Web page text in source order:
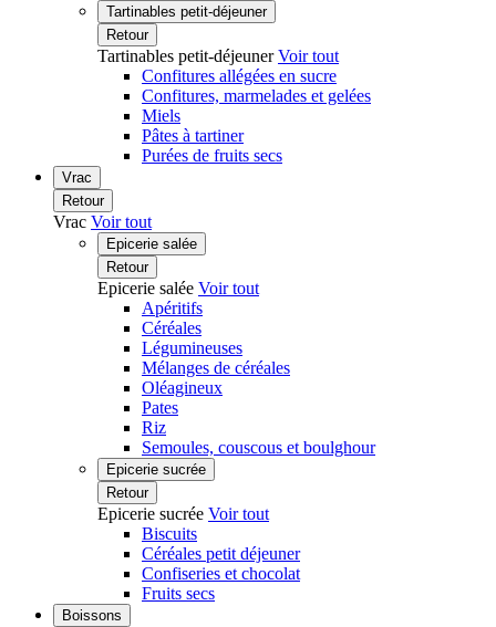
Tartinables petit-déjeuner
Retour
Tartinables petit-déjeunerVoir tout
Confitures allégées en sucre
Confitures, marmelades et gelées
Miels
Pâtes à tartiner
Purées de fruits secs
Vrac
Retour
Vrac Voir tout
Epicerie salée
Retour
Epicerie salée Voir tout
Apéritifs
Céréales
Légumineuses
Mélanges de céréales
Oléagineux
Pates
Riz
Semoules, couscous et boulghour
Epicerie sucrée
Retour
Epicerie sucrée Voir tout
Biscuits
Céréales petit déjeuner
Confiseries et chocolat
Fruits secs
Boissons